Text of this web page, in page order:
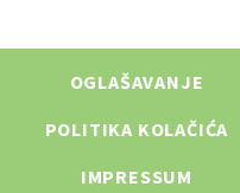
OGLAŠAVANJE
POLITIKA KOLAČIĆA
IMPRESSUM